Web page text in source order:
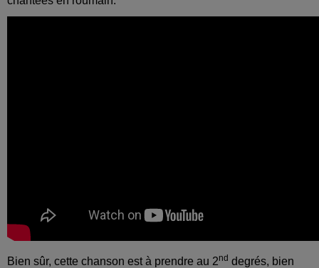
Bien sûr, cette chanson est à prendre au 2nd degrés, bien